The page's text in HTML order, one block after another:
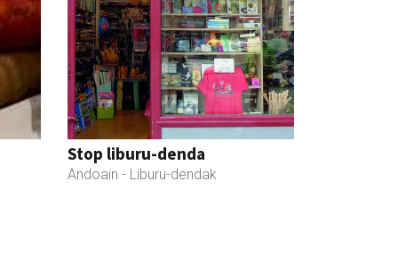
Stop liburu-denda
Andoain - Liburu-dendak